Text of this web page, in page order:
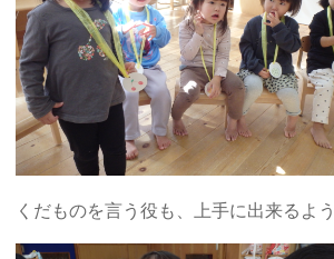
くだものを言う役も、上手に出来るよ